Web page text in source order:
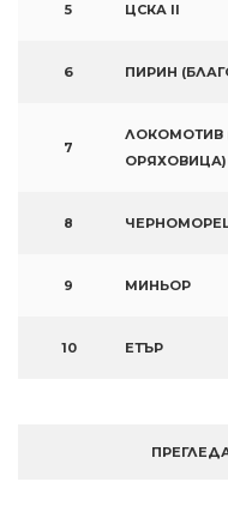
5 ЦСКА II
6 ПИРИН
7
ЛОКОМОТИВ
ОРЯХОВИЦА)
8 ЧЕРНОМОРЕЦ
9 МИНЬОР
10 ЕТЪР